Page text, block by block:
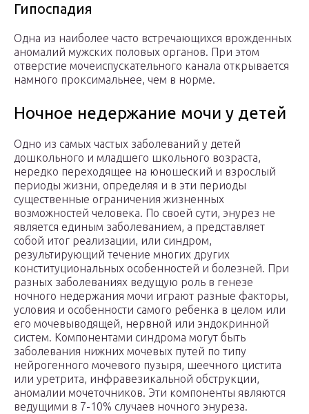
Гипоспадия
Одна из наиболее часто встречающихся врожденных
аномалий мужских половых органов. При этом
отверстие мочеиспускательного канала открывается
намного проксимальнее, чем в норме.
Ночное недержание мочи у детей
Одно из самых частых заболеваний у детей
дошкольного и младшего школьного возраста,
нередко переходящее на юношеский и взрослый
периоды жизни, определяя и в эти периоды
существенные ограничения жизненных
возможностей человека. По своей сути, энурез не
является единым заболеванием, а представляет
собой итог реализации, или синдром,
результирующий течение многих других
конституциональных особенностей и болезней. При
разных заболеваниях ведущую роль в генезе
ночного недержания мочи играют разные факторы,
условия и особенности самого ребенка в целом или
его мочевыводящей, нервной или эндокринной
систем. Компонентами синдрома могут быть
заболевания нижних мочевых путей по типу
нейрогенного мочевого пузыря, шеечного цистита
или уретрита, инфравезикальной обструкции,
аномалии мочеточников. Эти компоненты являются
ведущими в 7-10% случаев ночного энуреза.